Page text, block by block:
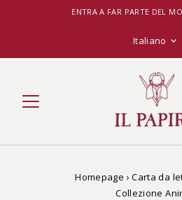
ENTRA A FAR PARTE DEL
Italiano
Homepage › Carta da
Collezione